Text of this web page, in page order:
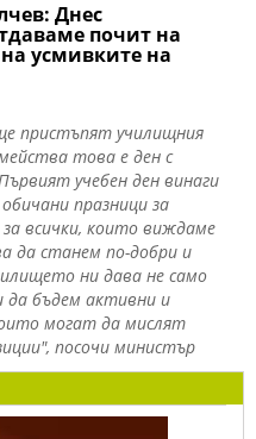
Днес
почит на
усмивките на
пристъпят училищния
това е ден с
учебен ден винаги
празници за
всички, които виждаме
да станем по-добри и
ни дава не само
да бъдем активни и
могат да мислят
посочи министър